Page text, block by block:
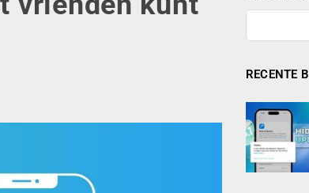
RECENTE